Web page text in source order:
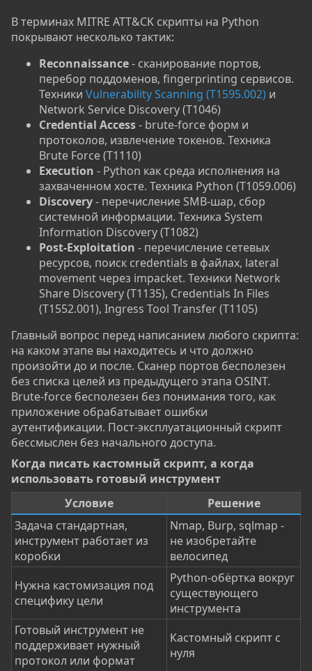
В терминах MITRE ATT&CK скрипты на Python
покрывают несколько тактик:
Reconnaissance- сканирование портов,
перебор поддоменов, fingerprinting сервисов.
Техники Vulnerability Scanning (T1595.002) и
Network Service Discovery (T1046)
Credential Access- brute-force форм и
протоколов, извлечение токенов. Техника
Brute Force (T1110)
Execution - Python как среда исполнения на
захваченном хосте. Техника Python (T1059.006)
Discovery- перечисление SMB-шар, сбор
системной информации. Техника System
Information Discovery (T1082)
Post-Exploitation - перечисление сетевых
ресурсов, поиск credentials в файлах, lateral
movement через impacket. Техники Network
Share Discovery (T1135), Credentials In Files
(T1552.001), Ingress Tool Transfer (T1105)
Главный вопрос перед написанием любого скрипта:
на каком этапе вы находитесь и что должно
произойти до и после. Сканер портов бесполезен
без списка целей из предыдущего этапа OSINT.
Brute-force бесполезен без понимания того, как
приложение обрабатывает ошибки
аутентификации. Пост-эксплуатационный скрипт
бессмыслен без начального доступа.
Когда писать кастомный скрипт, а когда
использовать готовый инструмент​
Условие
Решение
Задача стандартная,
инструмент работает из
коробки
Nmap, Burp, sqlmap -
не изобретайте
велосипед
Нужна кастомизация под
специфику цели
Python-обёртка вокруг
существующего
инструмента
Готовый инструмент не
поддерживает нужный
протокол или формат
Кастомный скрипт с
нуля